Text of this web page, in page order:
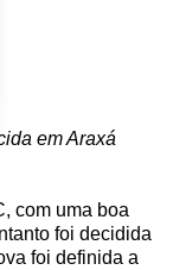
em Araxá
com uma boa
foi decidida
foi definida a